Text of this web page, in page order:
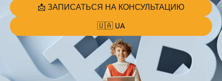
📩 ЗАПИСАТЬСЯ НА КОНСУЛЬТАЦИЮ
🇺🇦 UA